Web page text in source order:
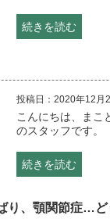
続きを読む
投稿日：2020年12月
こんにちは、まこ
のスタッフです。
続きを読む
り、顎関節症…